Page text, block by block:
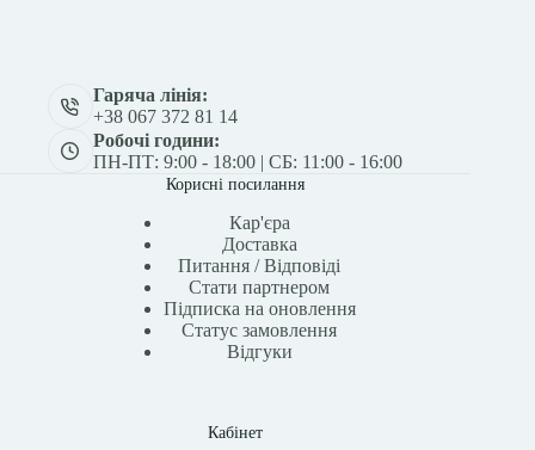
Гаряча лінія:
+38 067 372 81 14
Робочі години:
ПН-ПТ: 9:00 - 18:00 | СБ: 11:00 - 16:00
Корисні посилання
Кар'єра
Доставка
Питання / Відповіді
Стати партнером
Підписка на оновлення
Статус замовлення
Відгуки
Кабінет